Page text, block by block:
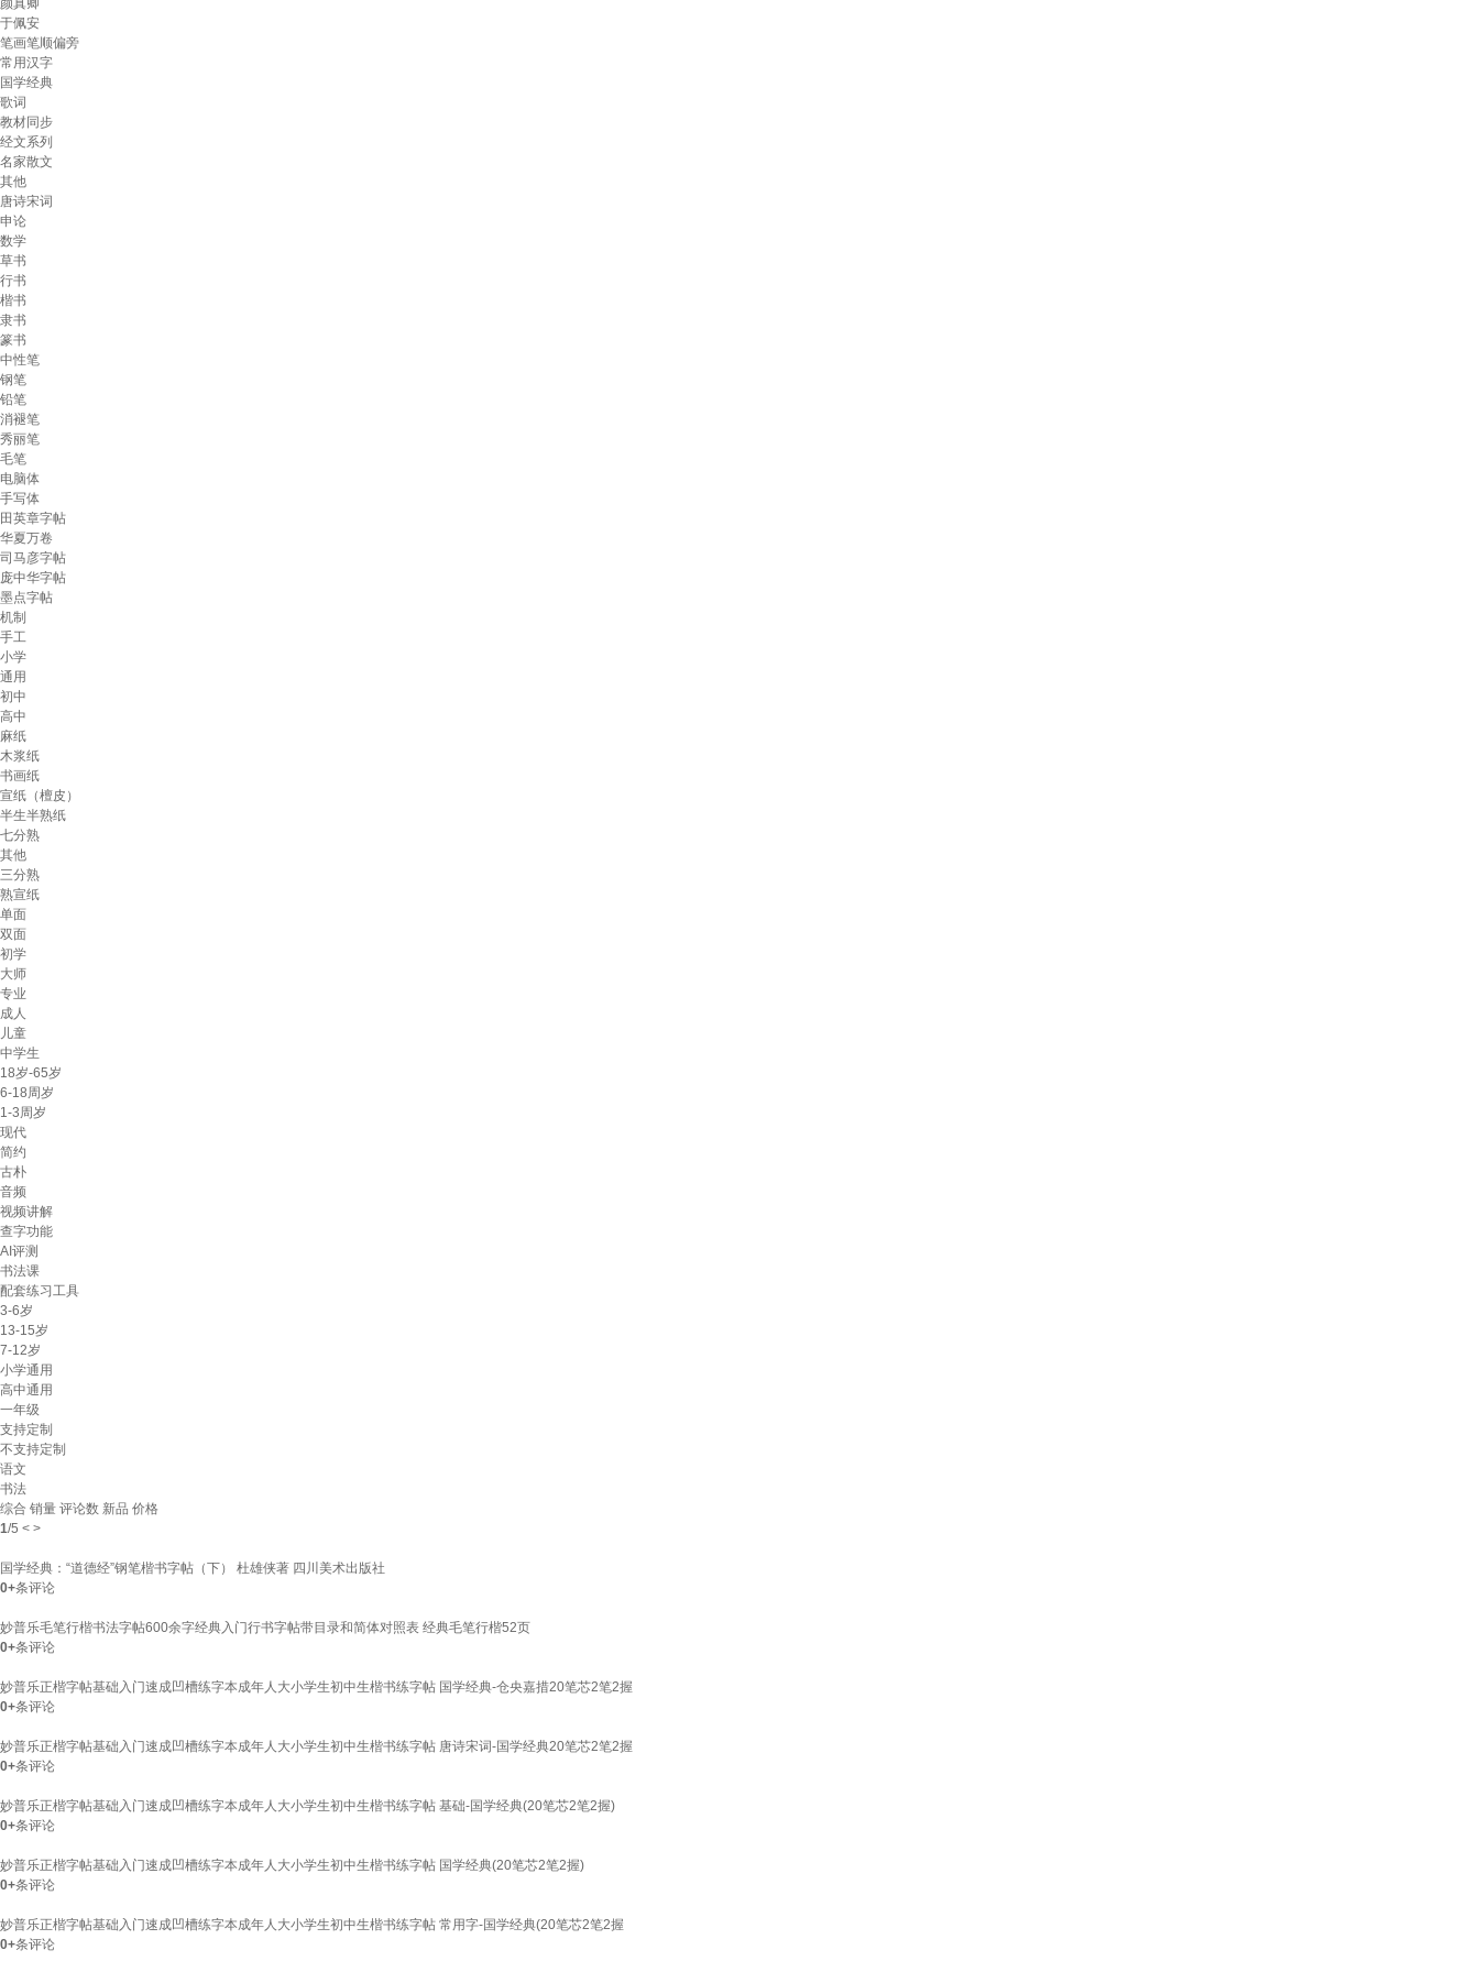
颜真卿
于佩安
笔画笔顺偏旁
常用汉字
国学经典
歌词
教材同步
经文系列
名家散文
其他
唐诗宋词
申论
数学
草书
行书
楷书
隶书
篆书
中性笔
钢笔
铅笔
消褪笔
秀丽笔
毛笔
电脑体
手写体
田英章字帖
华夏万卷
司马彦字帖
庞中华字帖
墨点字帖
机制
手工
小学
通用
初中
高中
麻纸
木浆纸
书画纸
宣纸（檀皮）
半生半熟纸
七分熟
其他
三分熟
熟宣纸
单面
双面
初学
大师
专业
成人
儿童
中学生
18岁-65岁
6-18周岁
1-3周岁
现代
简约
古朴
音频
视频讲解
查字功能
AI评测
书法课
配套练习工具
3-6岁
13-15岁
7-12岁
小学通用
高中通用
一年级
支持定制
不支持定制
语文
书法
综合 销量 评论数 新品 价格
1/5 < >
国学经典：“道德经”钢笔楷书字帖（下） 杜雄侠著 四川美术出版社
0+条评论
妙普乐毛笔行楷书法字帖600余字经典入门行书字帖带目录和简体对照表 经典毛笔行楷52页
0+条评论
妙普乐正楷字帖基础入门速成凹槽练字本成年人大小学生初中生楷书练字帖 国学经典-仓央嘉措20笔芯2笔2握
0+条评论
妙普乐正楷字帖基础入门速成凹槽练字本成年人大小学生初中生楷书练字帖 唐诗宋词-国学经典20笔芯2笔2握
0+条评论
妙普乐正楷字帖基础入门速成凹槽练字本成年人大小学生初中生楷书练字帖 基础-国学经典(20笔芯2笔2握)
0+条评论
妙普乐正楷字帖基础入门速成凹槽练字本成年人大小学生初中生楷书练字帖 国学经典(20笔芯2笔2握)
0+条评论
妙普乐正楷字帖基础入门速成凹槽练字本成年人大小学生初中生楷书练字帖 常用字-国学经典(20笔芯2笔2握
0+条评论